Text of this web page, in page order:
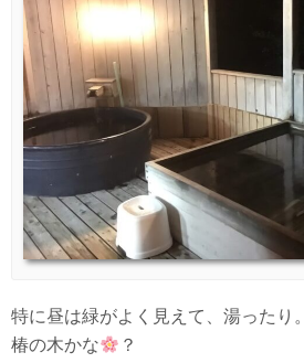
特に昼は緑がよく見えて、湯ったり。
椿の木かな
？